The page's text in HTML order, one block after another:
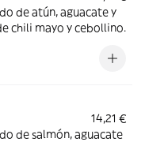
de atún, aguacate y
chili mayo y cebollino.
14,21 €
de salmón, aguacate